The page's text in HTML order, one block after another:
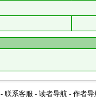
- 联系客服 - 读者导航 - 作者导